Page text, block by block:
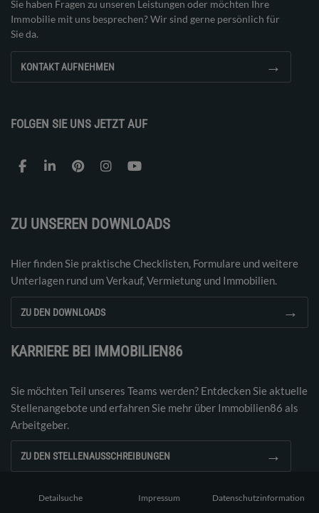
Sie haben Fragen zu unseren Leistungen oder möchten Ihre
Immobilie mit uns besprechen? Wir sind gerne persönlich für
Sie da.
KONTAKT AUFNEHMEN →
FOLGEN SIE UNS JETZT AUF
ZU UNSEREN DOWNLOADS
Hier finden Sie praktische Checklisten, Formulare und weitere
Unterlagen rund um Verkauf, Vermietung und Immobilien.
ZU DEN DOWNLOADS →
KARRIERE BEI IMMOBILIEN86
Sie möchten Teil unseres Teams werden? Entdecken Sie aktuelle
Stellenangebote und erfahren Sie mehr über Immobilien86 als
Arbeitgeber.
ZU DEN STELLENAUSSCHREIBUNGEN →
Detailsuche Impressum Datenschutzinformation